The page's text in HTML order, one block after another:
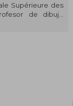
Supérieure des
de dibujo
des Arts